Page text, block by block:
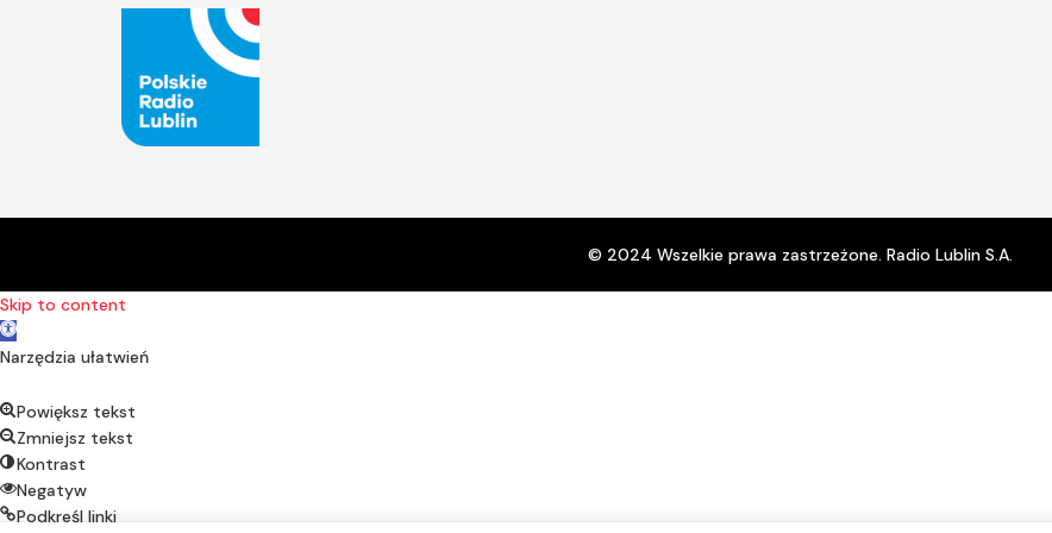
© 2024 Wszelkie prawa zastrzeżone. Radio Lublin S.A.
Skip to content
Open toolbar
Narzędzia ułatwień
Powiększ tekst
Zmniejsz tekst
Kontrast
Negatyw
Podkreśl linki